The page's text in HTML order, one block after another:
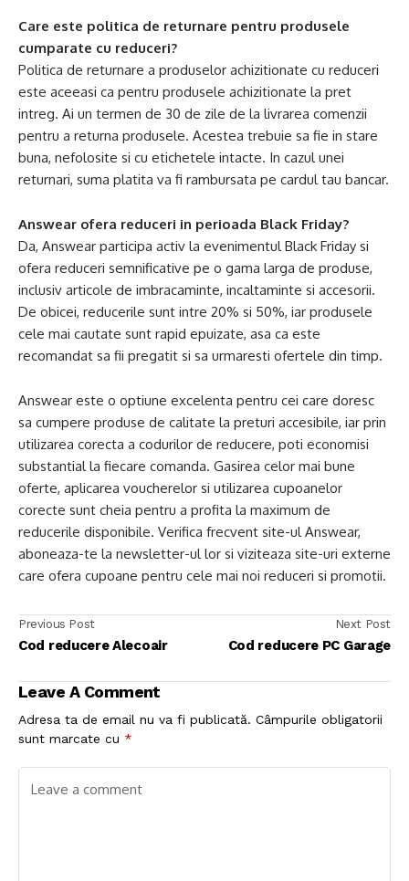
Care este politica de returnare pentru produsele
cumparate cu reduceri?
Politica de returnare a produselor achizitionate cu reduceri
este aceeasi ca pentru produsele achizitionate la pret
intreg. Ai un termen de 30 de zile de la livrarea comenzii
pentru a returna produsele. Acestea trebuie sa fie in stare
buna, nefolosite si cu etichetele intacte. In cazul unei
returnari, suma platita va fi rambursata pe cardul tau bancar.
Answear ofera reduceri in perioada Black Friday?
Da, Answear participa activ la evenimentul Black Friday si
ofera reduceri semnificative pe o gama larga de produse,
inclusiv articole de imbracaminte, incaltaminte si accesorii.
De obicei, reducerile sunt intre 20% si 50%, iar produsele
cele mai cautate sunt rapid epuizate, asa ca este
recomandat sa fii pregatit si sa urmaresti ofertele din timp.
Answear este o optiune excelenta pentru cei care doresc
sa cumpere produse de calitate la preturi accesibile, iar prin
utilizarea corecta a codurilor de reducere, poti economisi
substantial la fiecare comanda. Gasirea celor mai bune
oferte, aplicarea voucherelor si utilizarea cupoanelor
corecte sunt cheia pentru a profita la maximum de
reducerile disponibile. Verifica frecvent site-ul Answear,
aboneaza-te la newsletter-ul lor si viziteaza site-uri externe
care ofera cupoane pentru cele mai noi reduceri si promotii.
Previous Post
Cod reducere Alecoair
Next Post
Cod reducere PC Garage
Leave A Comment
Adresa ta de email nu va fi publicată. Câmpurile obligatorii
sunt marcate cu *